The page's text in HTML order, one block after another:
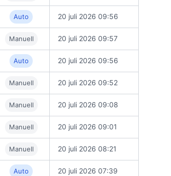
Auto 20 juli 2026 09:56
Manuell 20 juli 2026 09:57
Auto 20 juli 2026 09:56
Manuell 20 juli 2026 09:52
Manuell 20 juli 2026 09:08
Manuell 20 juli 2026 09:01
Manuell 20 juli 2026 08:21
Auto 20 juli 2026 07:39